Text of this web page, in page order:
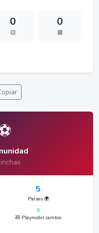
0
🟨
0
🟥
5
Países 🌍
0
🧸 Playmobil cambio